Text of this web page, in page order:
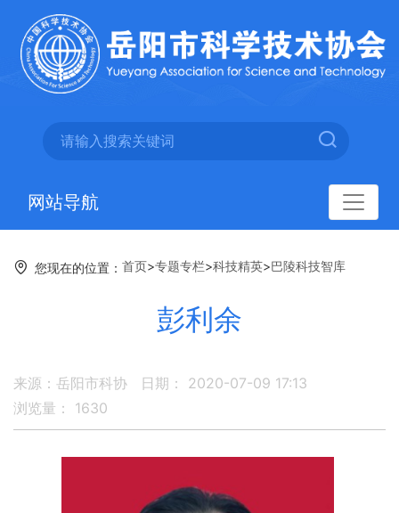
网站导航
您现在的位置： 首页>专题专栏>科技精英>巴陵科技智库
彭利余
来源：岳阳市科协
日期： 2020-07-09 17:13
浏览量： 1630